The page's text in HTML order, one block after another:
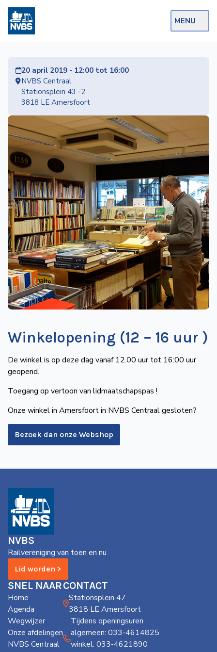
MENU
Op de Rails
NVBS Actueel
Afdelingen
Excursies
Actueel
Ons
aanbod
Over
de
NVBS
Wegwijzer
Mijn
NVBS
20 april 2019 - 12:00 tot 16:00
NVBS Centraal
Stationsplein 43 -2
3818 LE Amersfoort
Winkelopening (12 – 16 uur )
De winkel is op deze dag vanaf 12.00 uur tot 16:00 uur
geopend.
Toegang op vertoon van lidmaatschapspas !
Onze winkel in Amersfoort in NVBS Centraal gesloten?
Bezoek dan onze Webshop
NVBS
Railvereniging van toen en nu
Lid worden >
SNEL NAAR
Home
Agenda
Wegwijzer
Onze afdelingen
NVBS Centraal
CONTACT
Stationsplein 47
3818 LE Amersfoort
Tijdens openingsuren
algemeen: 033-4614825
winkel: 033-4621890